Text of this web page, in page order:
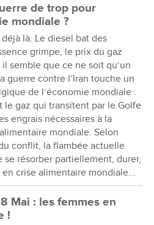
de trop pour
mondiale ?
là. Le diesel bat des
grimpe, le prix du gaz
il semble que ce ne soit qu’un
guerre contre l’Iran touche un
de l’économie mondiale :
le gaz qui transitent par le Golfe
engrais nécessaires à la
mondiale. Selon
conflit, la flambée actuelle
se résorber partiellement, durer,
crise alimentaire mondiale...
Mai : les femmes en
!